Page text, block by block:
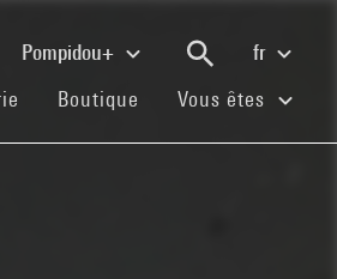
Pompidou+
fr
(current)
Boutique (current)
Vous êtes